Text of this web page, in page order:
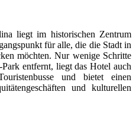
liegt im historischen Zentrum
für alle, die die Stadt in
möchten. Nur wenige Schritte
entfernt, liegt das Hotel auch
und bietet einen
und kulturellen